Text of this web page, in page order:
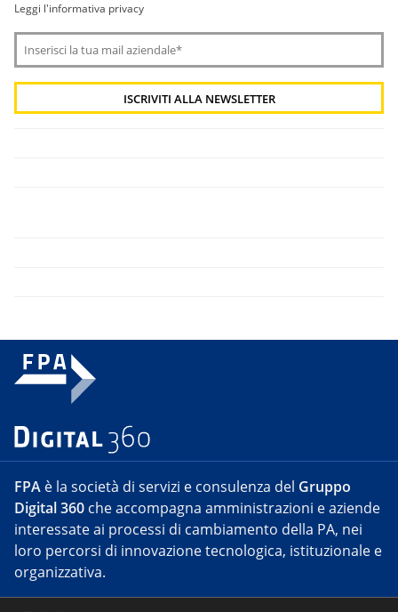
Leggi l'informativa privacy
FPA è la società di servizi e consulenza del Gruppo
Digital 360 che accompagna amministrazioni e aziende
interessate ai processi di cambiamento della PA, nei
loro percorsi di innovazione tecnologica, istituzionale e
organizzativa.